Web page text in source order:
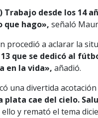
Trabajo desde los 14
que hago», señaló
procedió a aclarar la
que se dedicó al
en la vida», añadió.
una divertida
plata cae del cielo.
y remató el tema